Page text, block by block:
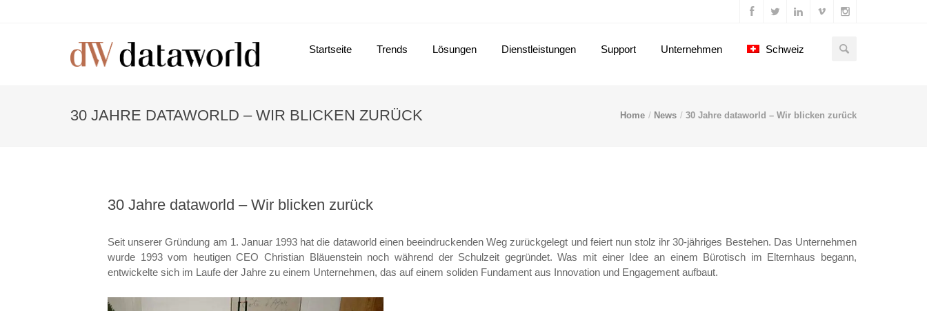
Startseite Trends Lösungen Dienstleistungen Support Unternehmen Schweiz
30 JAHRE DATAWORLD – WIR BLICKEN ZURÜCK Home News 30 Jahre dataworld – Wir blicken zurück
30 Jahre dataworld – Wir blicken zurück
Seit unserer Gründung am 1. Januar 1993 hat die dataworld einen beeindruckenden Weg zurückgelegt und feiert nun stolz ihr 30-jähriges Bestehen. Das Unternehmen
wurde 1993 vom heutigen CEO Christian Bläuenstein noch während der Schulzeit gegründet. Was mit einer Idee an einem Bürotisch im Elternhaus begann,
entwickelte sich im Laufe der Jahre zu einem Unternehmen, das auf einem soliden Fundament aus Innovation und Engagement aufbaut.